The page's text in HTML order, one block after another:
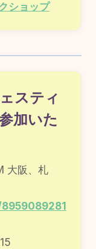
ショップ
スティ
加いた
大阪、札